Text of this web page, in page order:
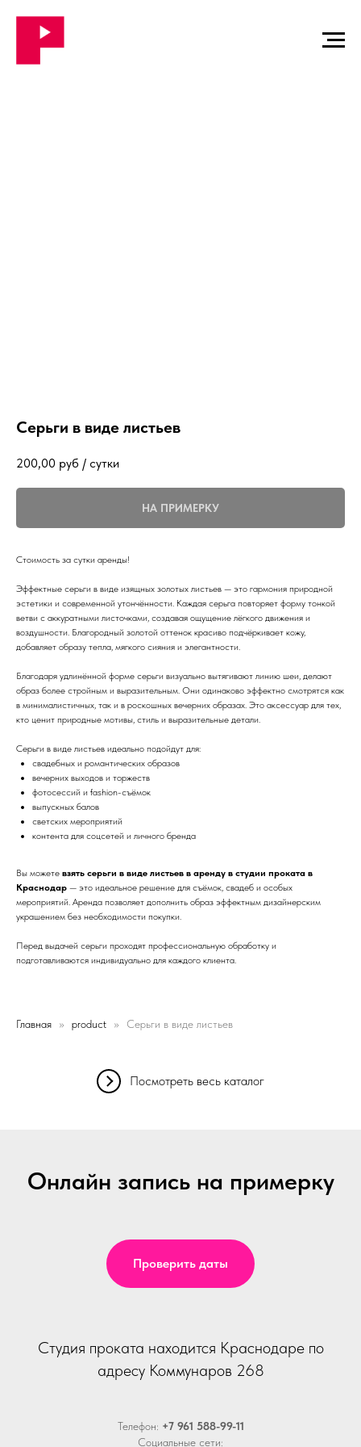
Серьги в виде листьев
200,00 руб / сутки
НА ПРИМЕРКУ
Стоимость за сутки аренды!
Эффектные серьги в виде изящных золотых листьев — это гармония природной
эстетики и современной утончённости. Каждая серьга повторяет форму тонкой
ветви с аккуратными листочками, создавая ощущение лёгкого движения и
воздушности. Благородный золотой оттенок красиво подчёркивает кожу,
добавляет образу тепла, мягкого сияния и элегантности.
Благодаря удлинённой форме серьги визуально вытягивают линию шеи, делают
образ более стройным и выразительным. Они одинаково эффектно смотрятся как
в минималистичных, так и в роскошных вечерних образах. Это аксессуар для тех,
кто ценит природные мотивы, стиль и выразительные детали.
Серьги в виде листьев идеально подойдут для:
свадебных и романтических образов
вечерних выходов и торжеств
фотосессий и fashion-съёмок
выпускных балов
светских мероприятий
контента для соцсетей и личного бренда
Вы можете взять серьги в виде листьев в аренду в студии проката в
Краснодар — это идеальное решение для съёмок, свадеб и особых
мероприятий. Аренда позволяет дополнить образ эффектным дизайнерским
украшением без необходимости покупки.
Перед выдачей серьги проходят профессиональную обработку и
подготавливаются индивидуально для каждого клиента.
Главная product Серьги в виде листьев
Посмотреть весь каталог
Онлайн запись на примерку
Проверить даты
Студия проката находится Краснодаре по
адресу Коммунаров 268
Телефон: +7 961 588-99-11
Социальные сети: